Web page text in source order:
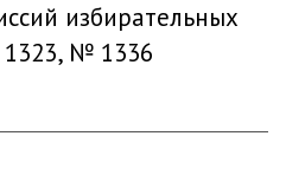
избирательных
№ 1336